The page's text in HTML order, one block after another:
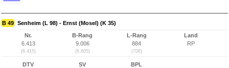
B 49 Senheim (L 98) - Ernst (Mosel) (K 35)
Nr.
6.413
(6.415)
B-Rang
9.006
(6.605)
L-Rang
884
(708)
Land
RP
DTV
SV
BPL